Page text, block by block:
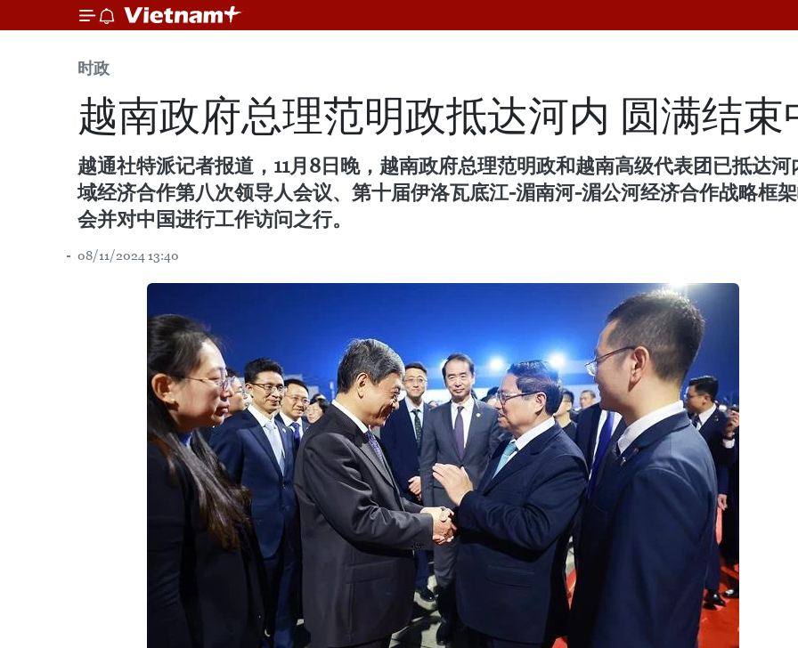
时政
越南政府总理范明政抵达河内 圆满结束
越通社特派记者报道，11月8日晚，越南政府总理范明政和越南高级代表团已抵达
域经济合作第八次领导人会议、第十届伊洛瓦底江-湄南河-湄公河经济合作战略框
会并对中国进行工作访问之行。
08/11/2024 13:40